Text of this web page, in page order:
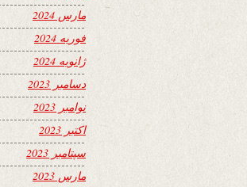
مارس 2024
فوریه 2024
ژانویه 2024
دسامبر 2023
نوامبر 2023
اکتبر 2023
سپتامبر 2023
مارس 2023